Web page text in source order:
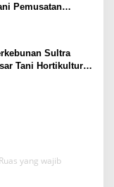
Pemusatan
Sultra
Tani Hortikultura
Ruas yang wajib